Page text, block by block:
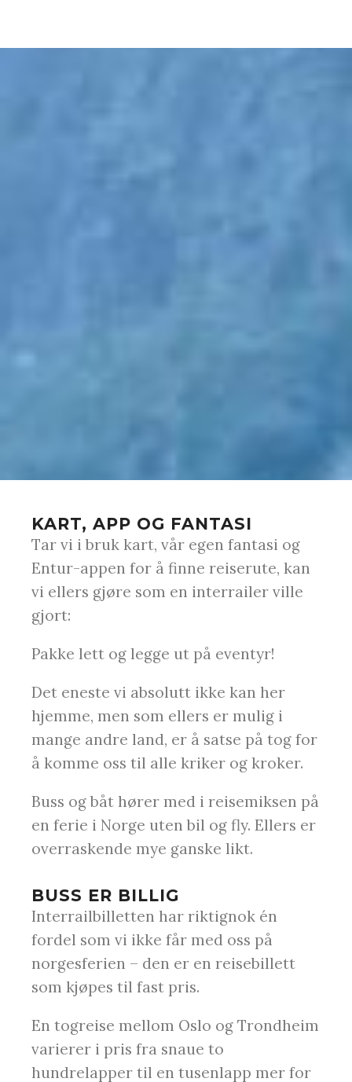
KART, APP OG FANTASI
Tar vi i bruk kart, vår egen fantasi og
Entur-appen for å finne reiserute, kan
vi ellers gjøre som en interrailer ville
gjort:
Pakke lett og legge ut på eventyr!
Det eneste vi absolutt ikke kan her
hjemme, men som ellers er mulig i
mange andre land, er å satse på tog for
å komme oss til alle kriker og kroker.
Buss og båt hører med i reisemiksen på
en ferie i Norge uten bil og fly. Ellers er
overraskende mye ganske likt.
BUSS ER BILLIG
Interrailbilletten har riktignok én
fordel som vi ikke får med oss på
norgesferien – den er en reisebillett
som kjøpes til fast pris.
En togreise mellom Oslo og Trondheim
varierer i pris fra snaue to
hundrelapper til en tusenlapp mer for